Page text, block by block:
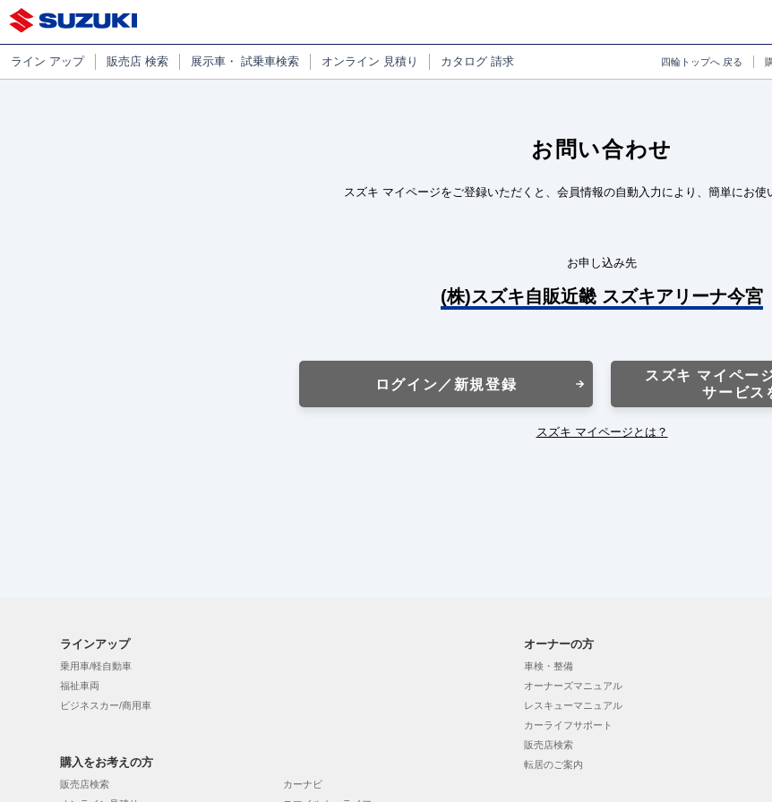
ライン アップ 販売店 検索 展示車・ 試乗車検索 オンライン 見積り カタログ 請求 四輪トップへ 戻る
お問い合わせ
スズキ マイページをご登録いただくと、会員情報の自動入力により、簡単にお使
お申し込み先
(株)スズキ自販近畿 スズキアリーナ今宮
ログイン／新規登録
スズキ マイペー
サービス
スズキ マイページとは？
ラインアップ
乗用車/軽自動車
福祉車両
ビジネスカー/商用車
購入をお考えの方
販売店検索
カーナビ
オーナーの方
車検・整備
オーナーズマニュアル
レスキューマニュアル
カーライフサポート
販売店検索
転居のご案内